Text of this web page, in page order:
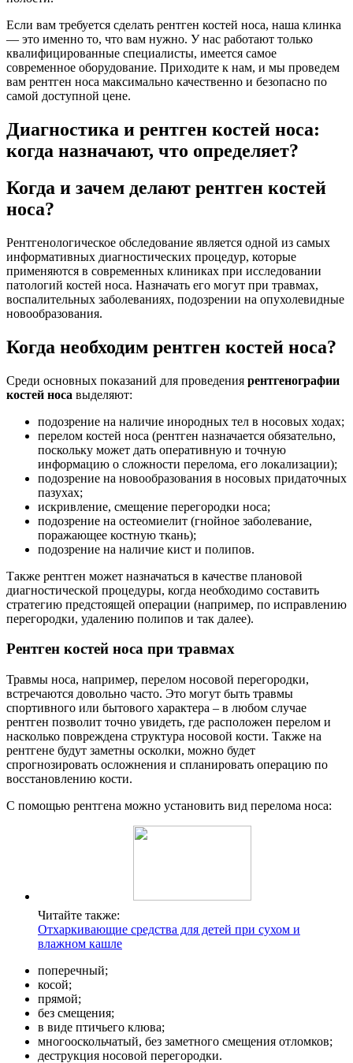
Если вам требуется сделать рентген костей носа, наша клинка
— это именно то, что вам нужно. У нас работают только
квалифицированные специалисты, имеется самое
современное оборудование. Приходите к нам, и мы проведем
вам рентген носа максимально качественно и безопасно по
самой доступной цене.
Диагностика и рентген костей носа:
когда назначают, что определяет?
Когда и зачем делают рентген костей
носа?
Рентгенологическое обследование является одной из самых
информативных диагностических процедур, которые
применяются в современных клиниках при исследовании
патологий костей носа. Назначать его могут при травмах,
воспалительных заболеваниях, подозрении на опухолевидные
новообразования.
Когда необходим рентген костей носа?
Среди основных показаний для проведения рентгенографии
костей носа выделяют:
подозрение на наличие инородных тел в носовых ходах;
перелом костей носа (рентген назначается обязательно,
поскольку может дать оперативную и точную
информацию о сложности перелома, его локализации);
подозрение на новообразования в носовых придаточных
пазухах;
искривление, смещение перегородки носа;
подозрение на остеомиелит (гнойное заболевание,
поражающее костную ткань);
подозрение на наличие кист и полипов.
Также рентген может назначаться в качестве плановой
диагностической процедуры, когда необходимо составить
стратегию предстоящей операции (например, по исправлению
перегородки, удалению полипов и так далее).
Рентген костей носа при травмах
Травмы носа, например, перелом носовой перегородки,
встречаются довольно часто. Это могут быть травмы
спортивного или бытового характера – в любом случае
рентген позволит точно увидеть, где расположен перелом и
насколько повреждена структура носовой кости. Также на
рентгене будут заметны осколки, можно будет
спрогнозировать осложнения и спланировать операцию по
восстановлению кости.
С помощью рентгена можно установить вид перелома носа:
Читайте также:
Отхаркивающие средства для детей при сухом и
влажном кашле
поперечный;
косой;
прямой;
без смещения;
в виде птичьего клюва;
многооскольчатый, без заметного смещения отломков;
деструкция носовой перегородки.